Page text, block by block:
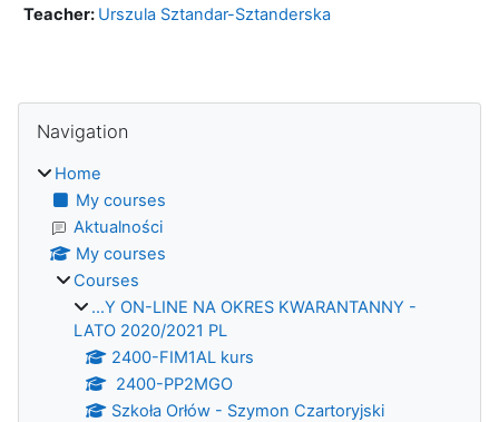
Teacher: Urszula Sztandar-Sztanderska
Blocks
Navigation
Home
My courses
Aktualności
My courses
Courses
...Y ON-LINE NA OKRES KWARANTANNY -
LATO 2020/2021 PL
2400-FIM1AL kurs
2400-PP2MGO
Szkoła Orłów - Szymon Czartoryjski